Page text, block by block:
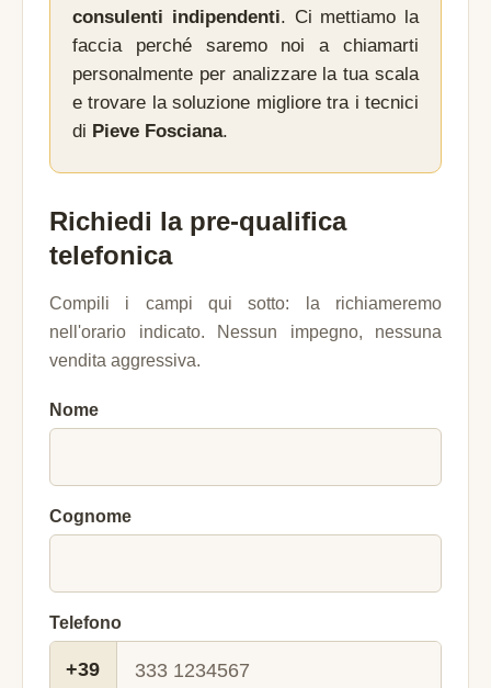
consulenti indipendenti. Ci mettiamo la
faccia perché saremo noi a chiamarti
personalmente per analizzare la tua scala
e trovare la soluzione migliore tra i tecnici
di Pieve Fosciana.
Richiedi la pre-qualifica
telefonica
Compili i campi qui sotto: la richiameremo
nell'orario indicato. Nessun impegno, nessuna
vendita aggressiva.
Nome
Cognome
Telefono
+39